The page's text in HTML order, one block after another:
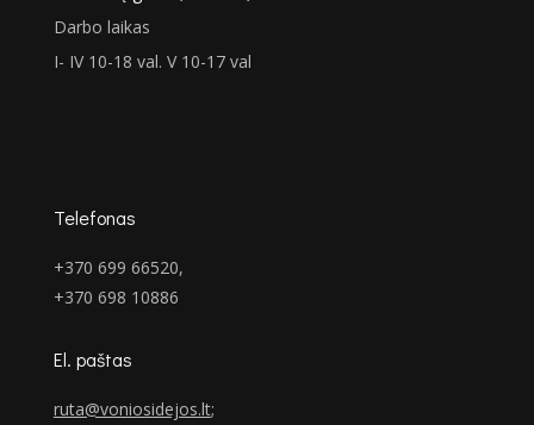
Darbo laikas
I- IV 10-18 val. V 10-17 val
Telefonas
+370 699 66520,
+370 698 10886
El. paštas
ruta@voniosidejos.lt;